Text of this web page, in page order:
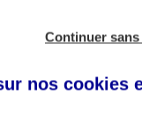
Continuer
nos cookies